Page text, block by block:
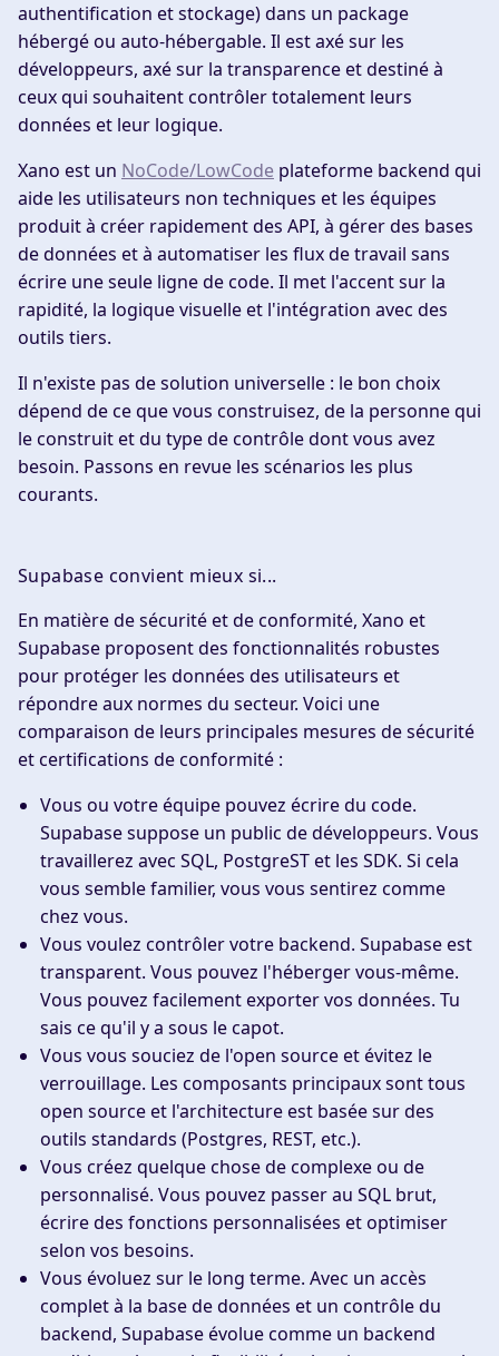
authentification et stockage) dans un package
hébergé ou auto-hébergable. Il est axé sur les
développeurs, axé sur la transparence et destiné à
ceux qui souhaitent contrôler totalement leurs
données et leur logique.
Xano est un NoCode/LowCode plateforme backend qui
aide les utilisateurs non techniques et les équipes
produit à créer rapidement des API, à gérer des bases
de données et à automatiser les flux de travail sans
écrire une seule ligne de code. Il met l'accent sur la
rapidité, la logique visuelle et l'intégration avec des
outils tiers.
Il n'existe pas de solution universelle : le bon choix
dépend de ce que vous construisez, de la personne qui
le construit et du type de contrôle dont vous avez
besoin. Passons en revue les scénarios les plus
courants.
Supabase convient mieux si...
En matière de sécurité et de conformité, Xano et
Supabase proposent des fonctionnalités robustes
pour protéger les données des utilisateurs et
répondre aux normes du secteur. Voici une
comparaison de leurs principales mesures de sécurité
et certifications de conformité :
Vous ou votre équipe pouvez écrire du code.
Supabase suppose un public de développeurs. Vous
travaillerez avec SQL, PostgreST et les SDK. Si cela
vous semble familier, vous vous sentirez comme
chez vous.
Vous voulez contrôler votre backend. Supabase est
transparent. Vous pouvez l'héberger vous-même.
Vous pouvez facilement exporter vos données. Tu
sais ce qu'il y a sous le capot.
Vous vous souciez de l'open source et évitez le
verrouillage. Les composants principaux sont tous
open source et l'architecture est basée sur des
outils standards (Postgres, REST, etc.).
Vous créez quelque chose de complexe ou de
personnalisé. Vous pouvez passer au SQL brut,
écrire des fonctions personnalisées et optimiser
selon vos besoins.
Vous évoluez sur le long terme. Avec un accès
complet à la base de données et un contrôle du
backend, Supabase évolue comme un backend